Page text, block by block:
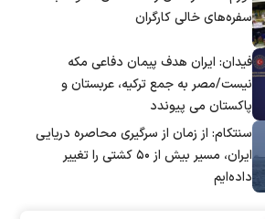
سفره‌های خالی کارگران
فیدان: ایران هدف پیمان دفاعی مکه
نیست/مصر به جمع ترکیه، عربستان و
پاکستان می پیوندد
سنتکام: از زمان از سرگیری محاصره دریایی
ایران، مسیر بیش از ۵۰ کشتی را تغییر
داده‌ایم